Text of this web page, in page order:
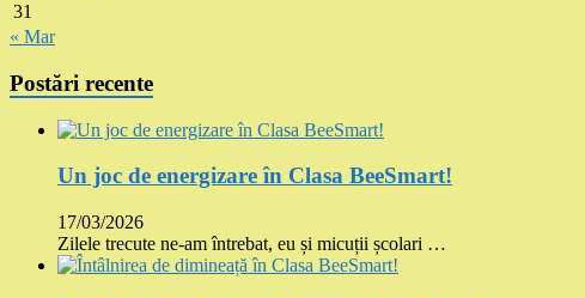
31
« Mar
Postări recente
Un joc de energizare în Clasa BeeSmart!
17/03/2026
Zilele trecute ne-am întrebat, eu și micuții școlari …